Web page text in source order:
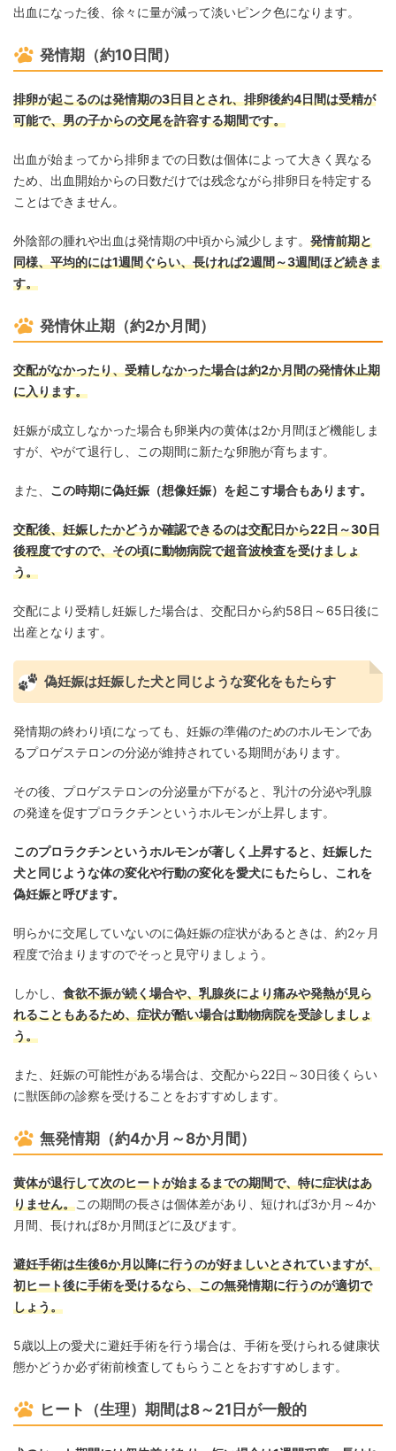
出血になった後、徐々に量が減って淡いピンク色になります。
発情期（約10日間）
排卵が起こるのは発情期の3日目とされ、排卵後約4日間は受精が
可能で、男の子からの交尾を許容する期間です。
出血が始まってから排卵までの日数は個体によって大きく異なる
ため、出血開始からの日数だけでは残念ながら排卵日を特定する
ことはできません。
外陰部の腫れや出血は発情期の中頃から減少します。 発情前期と
同様、平均的には1週間ぐらい、長ければ2週間～3週間ほど続きま
す。
発情休止期（約2か月間）
交配がなかったり、受精しなかった場合は約2か月間の発情休止期
に入ります。
妊娠が成立しなかった場合も卵巣内の黄体は2か月間ほど機能しま
すが、やがて退行し、この期間に新たな卵胞が育ちます。
また、 この時期に偽妊娠（想像妊娠）を起こす場合もあります。
交配後、妊娠したかどうか確認できるのは交配日から22日～30日
後程度ですので、その頃に動物病院で超音波検査を受けましょ
う。
交配により受精し妊娠した場合は、交配日から約58日～65日後に
出産となります。
偽妊娠は妊娠した犬と同じような変化をもたらす
発情期の終わり頃になっても、妊娠の準備のためのホルモンであ
るプロゲステロンの分泌が維持されている期間があります。
その後、プロゲステロンの分泌量が下がると、乳汁の分泌や乳腺
の発達を促すプロラクチンというホルモンが上昇します。
このプロラクチンというホルモンが著しく上昇すると、妊娠した
犬と同じような体の変化や行動の変化を愛犬にもたらし、これを
偽妊娠と呼びます。
明らかに交尾していないのに偽妊娠の症状があるときは、約2ヶ月
程度で治まりますのでそっと見守りましょう。
しかし、 食欲不振が続く場合や、乳腺炎により痛みや発熱が見ら
れることもあるため、症状が酷い場合は動物病院を受診しましょ
う。
また、妊娠の可能性がある場合は、交配から22日～30日後くらい
に獣医師の診察を受けることをおすすめします。
無発情期（約4か月～8か月間）
黄体が退行して次のヒートが始まるまでの期間で、特に症状はあ
りません。この期間の長さは個体差があり、短ければ3か月～4か
月間、長ければ8か月間ほどに及びます。
避妊手術は生後6か月以降に行うのが好ましいとされていますが、
初ヒート後に手術を受けるなら、この無発情期に行うのが適切で
しょう。
5歳以上の愛犬に避妊手術を行う場合は、手術を受けられる健康状
態かどうか必ず術前検査してもらうことをおすすめします。
ヒート（生理）期間は8～21日が一般的